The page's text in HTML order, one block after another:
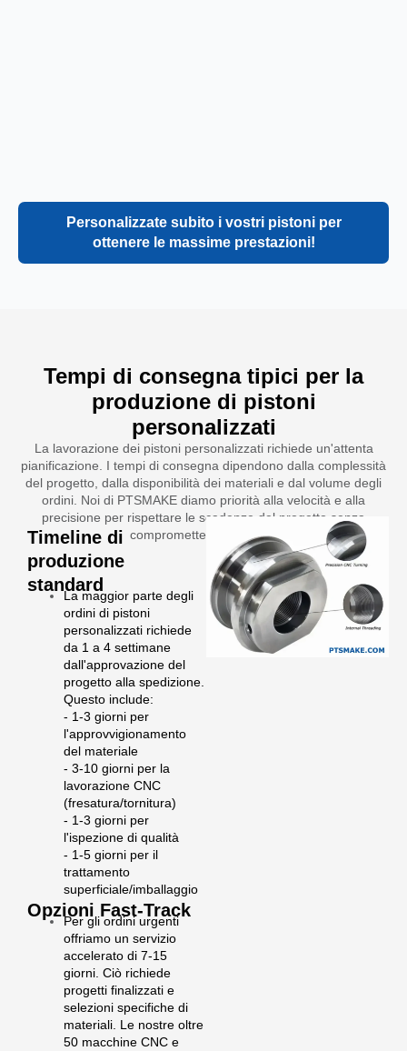
Personalizzate subito i vostri pistoni per
ottenere le massime prestazioni!
Tempi di consegna tipici per la
produzione di pistoni
personalizzati
La lavorazione dei pistoni personalizzati richiede un'attenta
pianificazione. I tempi di consegna dipendono dalla complessità
del progetto, dalla disponibilità dei materiali e dal volume degli
ordini. Noi di PTSMAKE diamo priorità alla velocità e alla
precisione per rispettare le scadenze del progetto senza
compromettere la qualità.
Timeline di
produzione
standard
La maggior parte degli
ordini di pistoni
personalizzati richiede
da 1 a 4 settimane
dall'approvazione del
progetto alla spedizione.
Questo include:
- 1-3 giorni per
l'approvvigionamento
del materiale
- 3-10 giorni per la
lavorazione CNC
(fresatura/tornitura)
- 1-3 giorni per
l'ispezione di qualità
- 1-5 giorni per il
trattamento
superficiale/imballaggio
Opzioni Fast-Track
Per gli ordini urgenti
offriamo un servizio
accelerato di 7-15
giorni. Ciò richiede
progetti finalizzati e
selezioni specifiche di
materiali. Le nostre oltre
50 macchine CNC e